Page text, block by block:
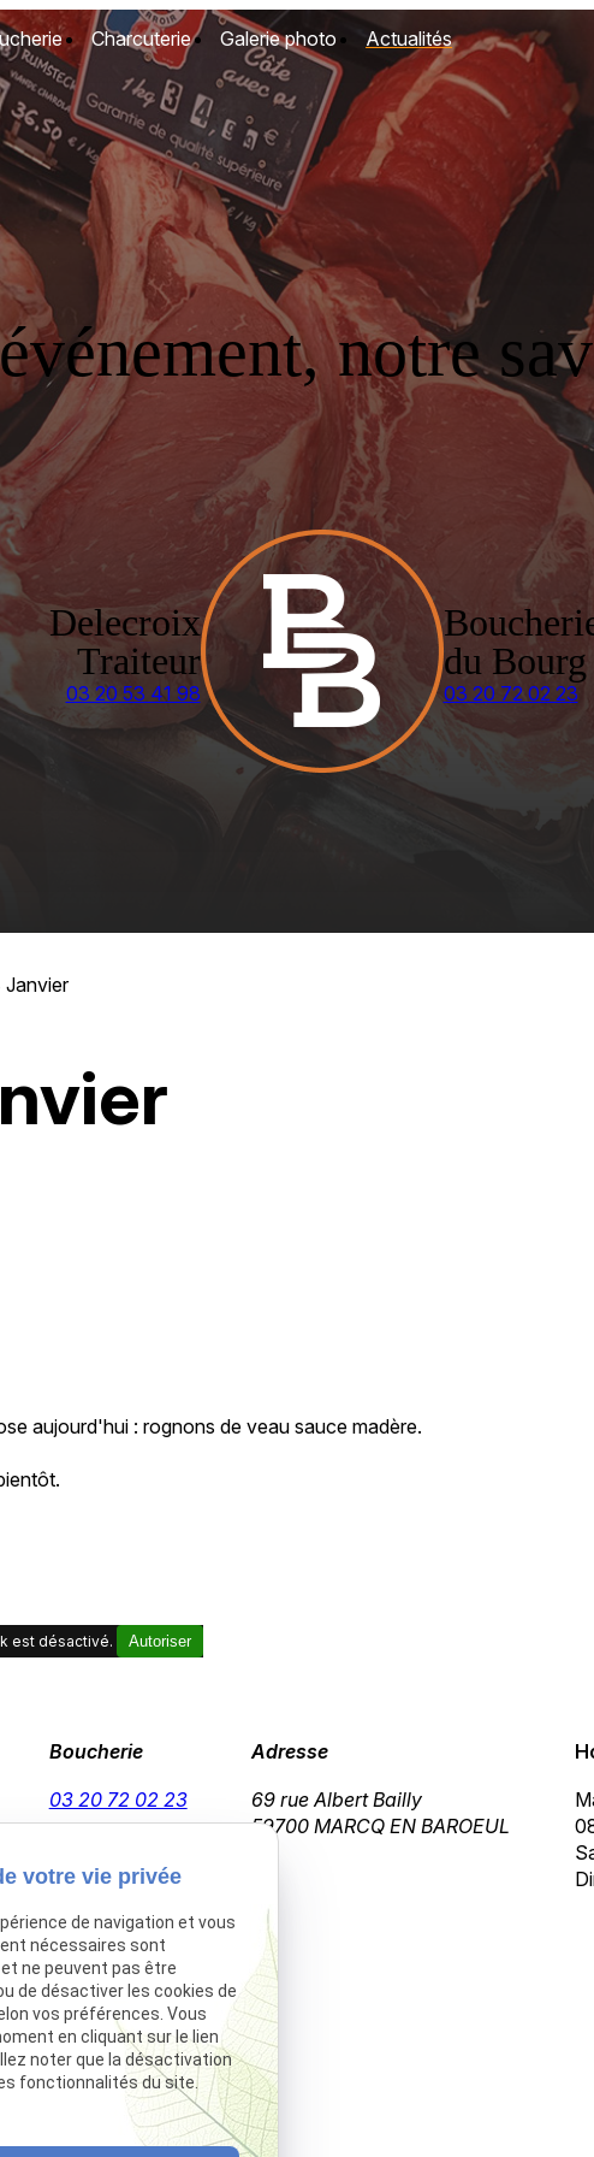
Charcuterie Galerie photo Actualités
notre
Delecroix
Traiteur
03 20 53 41 98
du Bourg
03 20 72 02 23
Janvier
aujourd'hui : rognons de veau sauce madère.
est désactivé. Autoriser
Boucherie
03 20 72 02 23
Adresse
69 rue Albert Bailly
59700 MARCQ EN BAROEUL
votre vie privée
de navigation et vous
nécessaires sont
ne peuvent pas être
de désactiver les cookies de
vos préférences. Vous
en cliquant sur le lien
noter que la désactivation
fonctionnalités du site.